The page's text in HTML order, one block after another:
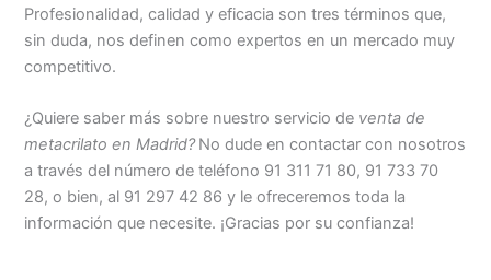
Profesionalidad, calidad y eficacia son tres términos que,
sin duda, nos definen como expertos en un mercado muy
competitivo.
¿Quiere saber más sobre nuestro servicio de venta de
metacrilato en Madrid?No dude en contactar con nosotros
a través del número de teléfono 91 311 71 80, 91 733 70
28, o bien, al 91 297 42 86 y le ofreceremos toda la
información que necesite. ¡Gracias por su confianza!